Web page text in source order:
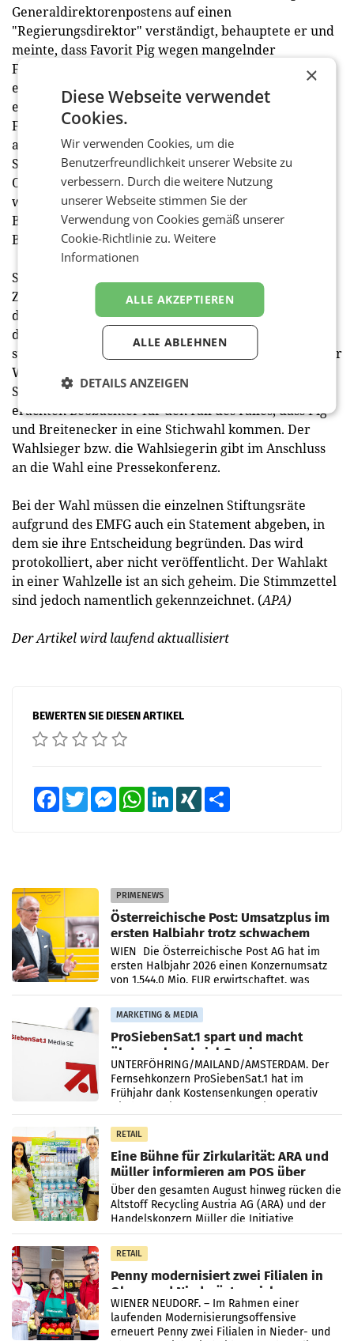
Generaldirektorenpostens auf einen
"Regierungsdirektor" verständigt, behauptete er und
meinte, dass Favorit Pig wegen mangelnder
Fernseherfahrung nicht die Ausschreibungskriterien
erfüllen würde. Auch das Gleichbehandlungsgesetz -
es stehen laut Westenthaler gleichgut qualifizierte
Frauen zur Wahl - seien Hebel, bei denen man
ansetzen wolle, so der von der FPÖ entsandte
Stiftungsrat. Zudem wolle man beweisen, dass die
ORF-Generaldirektion "parteipolitisch ausgepackelt"
worden sei. Er erinnerte u.a. daran, dass
Bundeskanzler Christian Stocker (ÖVP) mehrere
Bewerber getroffen habe.
Stimmen dürften wohl auch Breitenecker, Totzauer,
Zierhut-Kunz und Larcher erhalten. Dadurch ist es
denkbar, dass ein zweiter Wahlgang nötig wird, bei
dem nur noch die beiden im ersten Wahlgang
stimmenstärksten Kandidaten bzw. Kandidatinnen zur
Wahl stehen. Bei Stimmengleichheit entscheidet die
Stimme des Vorsitzenden. Als realistischstes Szenario
erachten Beobachter für den Fall des Falles, dass Pig
und Breitenecker in eine Stichwahl kommen. Der
Wahlsieger bzw. die Wahlsiegerin gibt im Anschluss
an die Wahl eine Pressekonferenz.
Bei der Wahl müssen die einzelnen Stiftungsräte
aufgrund des EMFG auch ein Statement abgeben, in
dem sie ihre Entscheidung begründen. Das wird
protokolliert, aber nicht veröffentlicht. Der Wahlakt
in einer Wahlzelle ist an sich geheim. Die Stimmzettel
sind jedoch namentlich gekennzeichnet. (APA)
Der Artikel wird laufend aktuallisiert
BEWERTEN SIE DIESEN ARTIKEL
FacebookTwitter MessengerWhatsAppLinkedInXING
PRIMENEWS
Österreichische Post: Umsatzplus im
ersten Halbjahr trotz schwachem
Briefgeschäft
WIEN Die Österreichische Post AG hat im
ersten Halbjahr 2026 einen Konzernumsatz
von 1.544,0 Mio. EUR erwirtschaftet, was
einem Plus von 3,8 Prozent gegenüber dem
Vergleichszeitraum
MARKETING & MEDIA
ProSiebenSat.1 spart und macht
überraschend viel Gewinn
UNTERFÖHRING/MAILAND/AMSTERDAM. Der
Fernsehkonzern ProSiebenSat.1 hat im
Frühjahr dank Kostensenkungen operativ
RETAIL
Eine Bühne für Zirkularität: ARA und
Müller informieren am POS über
Kreislauffähigkeit
Über den gesamten August hinweg rücken die
Altstoff Recycling Austria AG (ARA) und der
Handelskonzern Müller die Initiative
„Kreislauf-Helden“ in allen österreichischen
Müller-Filialen
RETAIL
Penny modernisiert zwei Filialen in
Ober- und Niederösterreich
WIENER NEUDORF. – Im Rahmen einer
laufenden Modernisierungsoffensive
erneuert Penny zwei Filialen in Nieder- und
×
Diese Webseite verwendet
Cookies.
Wir verwenden Cookies, um die
Benutzerfreundlichkeit unserer Website zu
verbessern. Durch die weitere Nutzung
unserer Webseite stimmen Sie der
Verwendung von Cookies gemäß unserer
Cookie-Richtlinie zu.Weitere
Informationen
ALLE AKZEPTIEREN
ALLE ABLEHNEN
DETAILS ANZEIGEN